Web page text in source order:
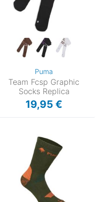
Puma
Team Fcsp Graphic
Socks Replica
19,95 €